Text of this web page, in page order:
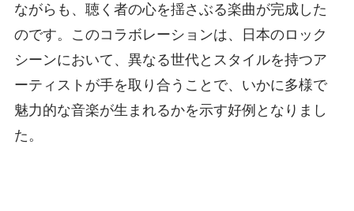
ながらも、聴く者の心を揺さぶる楽曲が完成した
のです。このコラボレーションは、日本のロック
シーンにおいて、異なる世代とスタイルを持つア
ーティストが手を取り合うことで、いかに多様で
魅力的な音楽が生まれるかを示す好例となりまし
た。